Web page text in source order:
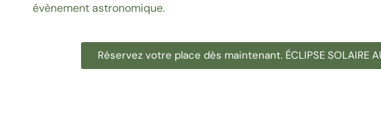
évènement astronomique.
Réservez votre place dès maintenant. ÉCLIPSE SOLAIRE